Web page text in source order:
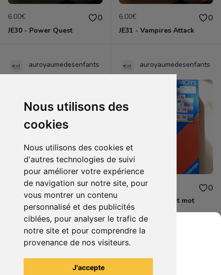
Nous utilisons des
cookies
Nous utilisons des cookies et
d'autres technologies de suivi
pour améliorer votre expérience
de navigation sur notre site, pour
vous montrer un contenu
personnalisé et des publicités
ciblées, pour analyser le trafic de
notre site et pour comprendre la
provenance de nos visiteurs.
J'accepte
6.00€ 0
JE30 - Power Quest
6.00€ 0
JE31 - Vampires Attack
auroyaumedesenfants
5.00€ 0
JE32 - Bienvenue chez les ch'tis
auroyaumedesenfants
4.00€ 0
JE33 - Alphabet et mot
Voir tous les articles du vendeur
Grenier du Geek